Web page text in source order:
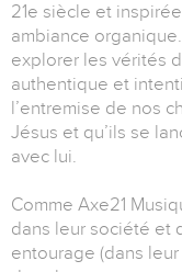
21e siècle et
ambiance
explorer les vérités
authentique et
l’entremise de nos
Jésus et qu’ils se
avec lui.
Comme Axe21
dans leur société et
entourage (dans